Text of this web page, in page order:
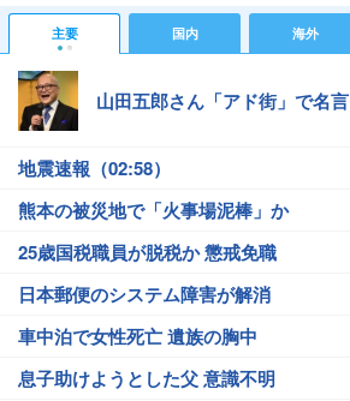
主要 国内 海外
山田五郎さん「アド街」で名言
地震速報（02:58）
熊本の被災地で「火事場泥棒」か
25歳国税職員が脱税か 懲戒免職
日本郵便のシステム障害が解消
車中泊で女性死亡 遺族の胸中
息子助けようとした父 意識不明